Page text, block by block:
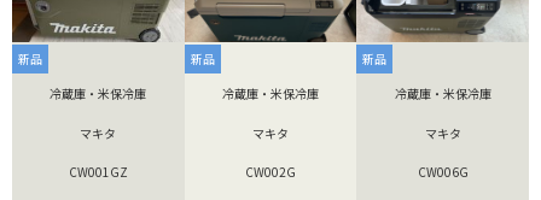
新品
冷蔵庫・米保冷庫
マキタ
CW001GZ
新品
冷蔵庫・米保冷庫
マキタ
CW002G
新品
冷蔵庫・米保冷庫
マキタ
CW006G